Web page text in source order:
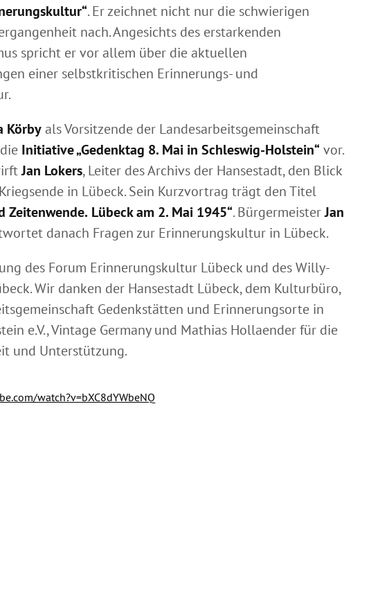
. Er zeichnet nicht nur die schwierigen
nach. Angesichts des erstarkenden
spricht er vor allem über die aktuellen
einer selbstkritischen Erinnerungs- und
Körbyals Vorsitzende der Landesarbeitsgemeinschaft
Initiative „Gedenktag 8. Mai in Schleswig-Holstein“vor.
Jan Lokers, Leiter des Archivs der Hansestadt, den Blick
in Lübeck. Sein Kurzvortrag trägt den Titel
Zeitenwende. Lübeck am 2. Mai 1945“. BürgermeisterJan
danach Fragen zur Erinnerungskultur in Lübeck.
des Forum Erinnerungskultur Lübeck und des Willy-
Wir danken der Hansestadt Lübeck, dem Kulturbüro,
Gedenkstätten und Erinnerungsorte in
e.V., Vintage Germany und Mathias Hollaender für die
und Unterstützung.
watch?v=bXC8dYWbeNQ